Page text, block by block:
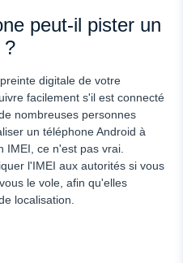
peut-il pister un
?
digitale de votre
facilement s'il est connecté
nombreuses personnes
un téléphone Android à
IMEI, ce n'est pas vrai.
l'IMEI aux autorités si vous
le vole, afin qu'elles
localisation.